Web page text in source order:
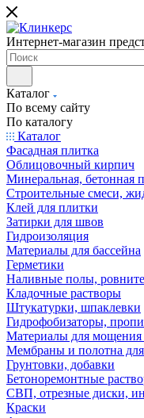
Интернет-магазин
Каталог
По всему сайту
По каталогу
Каталог
Фасадная плитка
Облицовочный кирпич
Минеральная, бетонная
Строительные смеси,
Клей для плитки
Затирки для швов
Гидроизоляция
Материалы для бассейна
Герметики
Наливные полы,
Кладочные растворы
Штукатурки, шпаклевки
Гидрофобизаторы,
Материалы для мощения
Мембраны и полотна
Грунтовки, добавки
Бетоноремонтные
СВП, отрезные диски,
Краски